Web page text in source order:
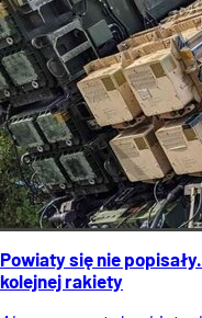
Powiaty się nie
kolejnej rakiety